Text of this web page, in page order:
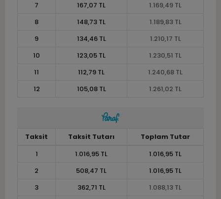
7 167,07 TL
1.169,49 TL
8
148,73 TL
1.189,83 TL
9
134,46 TL
1.210,17 TL
10
123,05 TL
1.230,51 TL
11
112,79 TL
1.240,68 TL
12
105,08 TL 1.261,02 TL
Taksit Taksit Tutarı
Toplam Tutar
1
1.016,95 TL
1.016,95 TL
2
508,47 TL
1.016,95 TL
3
362,71 TL
1.088,13 TL